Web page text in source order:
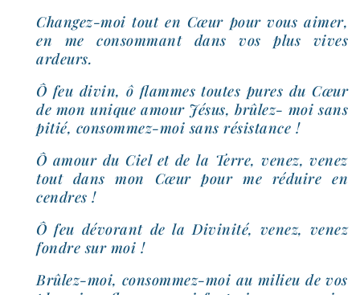
Changez-​moi tout en Cœur pour vous aimer,
en me consom­mant dans vos plus vives
ardeurs.
Ô feu divin, ô flammes toutes pures du Cœur
de mon unique amour Jésus, brûlez- moi sans
pitié, consommez-​moi sans résistance !
Ô amour du Ciel et de la Terre, venez, venez
tout dans mon Cœur pour me réduire en
cendres !
Ô feu dévo­rant de la Divinité, venez, venez
fondre sur moi !
Brûlez-​moi, consommez-​moi au milieu de vos